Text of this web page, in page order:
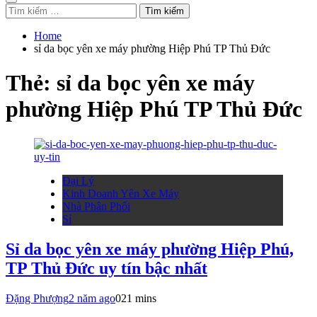
Tìm
kiếm
cho:
Home
sỉ da bọc yên xe máy phường Hiệp Phú TP Thủ Đức
Thẻ: sỉ da bọc yên xe máy
phường Hiệp Phú TP Thủ Đức
Đại Lý
Kinh Doanh Yên Xe Máy
Nhà Phân Phối
Sỉ
Sỉ da bọc yên xe máy phường Hiệp Phú,
TP Thủ Đức uy tín bậc nhất
Đặng Phượng2 năm ago021 mins